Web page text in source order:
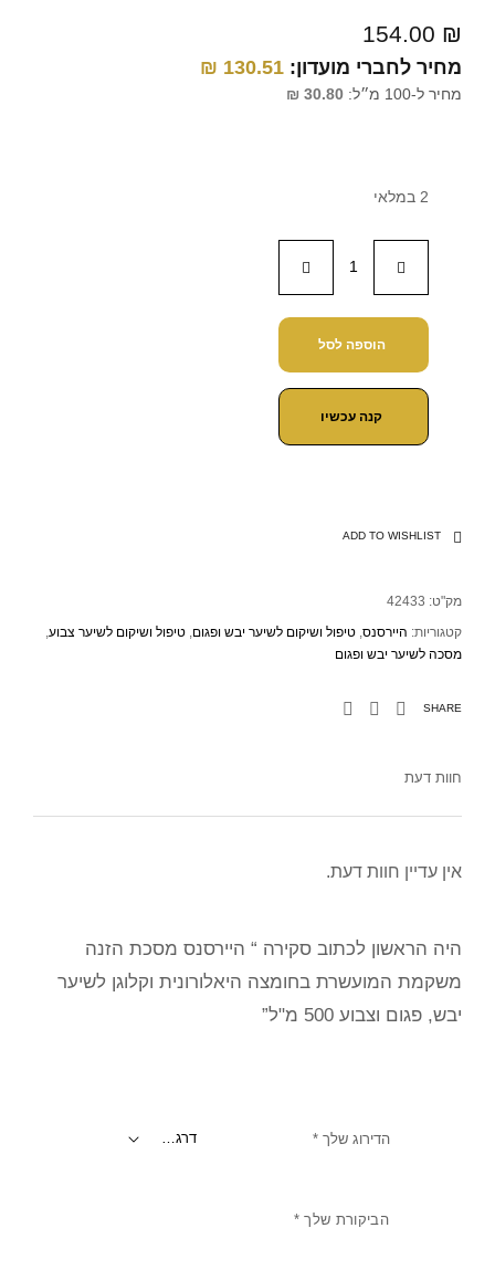
154.00 ₪
מחיר לחברי מועדון: 130.51
₪
מחיר ל-100 מ״ל: 30.80
₪
2 במלאי
הוספה לסל
קנה עכשיו
ADD TO WISHLIST
מק"ט: 42433
קטגוריות: היירסנס, טיפול ושיקום לשיער יבש ופגום, טיפול ושיקום לשיער צבוע,
מסכה לשיער יבש ופגום
SHARE
חוות דעת
אין עדיין חוות דעת.
היה הראשון לכתוב סקירה “‏ היירסנס מסכת הזנה
משקמת המועשרת בחומצה היאלורונית וקלוגן לשיער
יבש, פגום וצבוע 500 מ"ל”
הדירוג שלך *